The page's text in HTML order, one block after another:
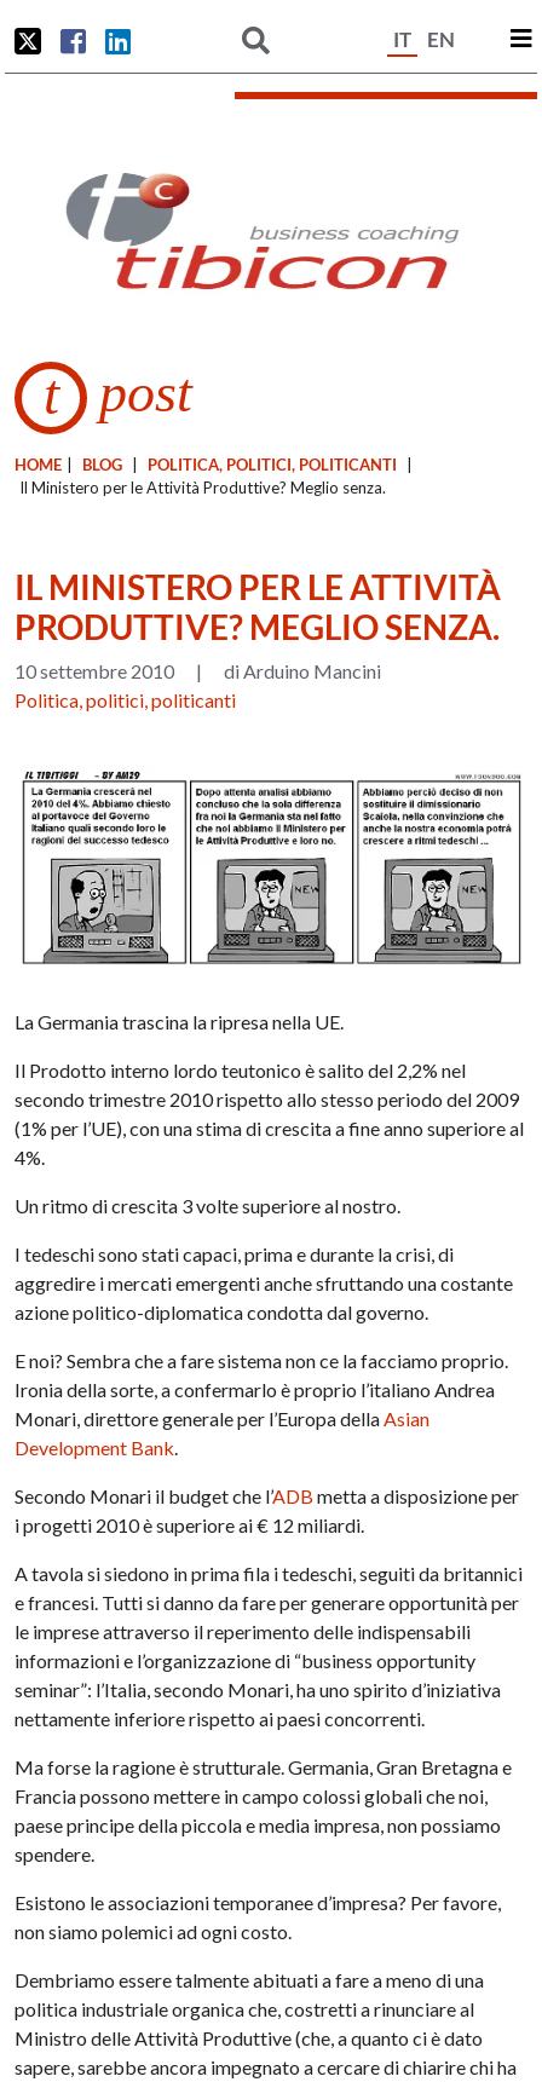
IT EN
t post
HOME BLOG POLITICA, POLITICI, POLITICANTI
Il Ministero per le Attività Produttive? Meglio senza.
IL MINISTERO PER LE ATTIVITÀ
PRODUTTIVE? MEGLIO SENZA.
10 settembre 2010 |
di Arduino Mancini
Politica, politici, politicanti
La Germania trascina la ripresa nella UE.
Il Prodotto interno lordo teutonico è salito del 2,2% nel
secondo trimestre 2010 rispetto allo stesso periodo del 2009
(1% per l’UE), con una stima di crescita a fine anno superiore al
4%.
Un ritmo di crescita 3 volte superiore al nostro.
I tedeschi sono stati capaci, prima e durante la crisi, di
aggredire i mercati emergenti anche sfruttando una costante
azione politico-diplomatica condotta dal governo.
E noi? Sembra che a fare sistema non ce la facciamo proprio.
Ironia della sorte, a confermarlo è proprio l’italiano Andrea
Monari, direttore generale per l’Europa della Asian
Development Bank
Secondo Monari il budget che l’ADBmetta a disposizione per
i progetti 2010 è superiore ai € 12 miliardi.
A tavola si siedono in prima fila i tedeschi, seguiti da britannici
e francesi. Tutti si danno da fare per generare opportunità per
le imprese attraverso il reperimento delle indispensabili
informazioni e l’organizzazione di “business opportunity
seminar”: l’Italia, secondo Monari, ha uno spirito d’iniziativa
nettamente inferiore rispetto ai paesi concorrenti.
Ma forse la ragione è strutturale. Germania, Gran Bretagna e
Francia possono mettere in campo colossi globali che noi,
paese principe della piccola e media impresa, non possiamo
spendere.
Esistono le associazioni temporanee d’impresa? Per favore,
non siamo polemici ad ogni costo.
Dembriamo essere talmente abituati a fare a meno di una
politica industriale organica che, costretti a rinunciare al
Ministro delle Attività Produttive (che, a quanto ci è dato
sapere, sarebbe ancora impegnato a cercare di chiarire chi ha